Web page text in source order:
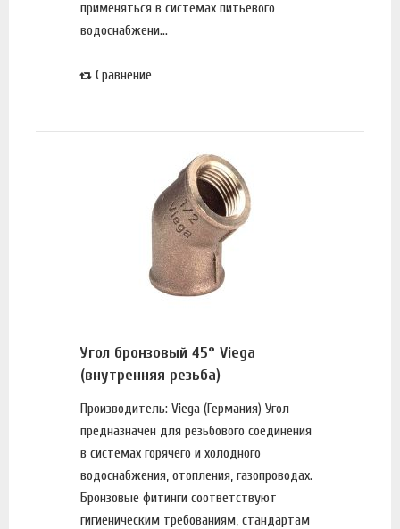
применяться в системах питьевого
водоснабжени...
Сравнение
Угол бронзовый 45° Viega
(внутренняя резьба)
Производитель: Viega (Германия) Угол
предназначен для резьбового соединения
в системах горячего и холодного
водоснабжения, отопления, газопроводах.
Бронзовые фитинги соответствуют
гигиеническим требованиям, стандартам